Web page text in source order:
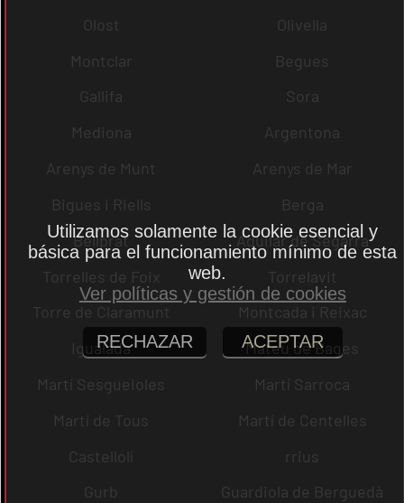
Olost
Olivella
Montclar
Begues
Gallifa
Sora
Mediona
Argentona
Arenys de Munt
Arenys de Mar
Bigues i Riells
Berga
Bellprat
Aguilar de Segarra
Torrelles de Foix
Torrelavit
Torre de Claramunt
Montcada i Reixac
Igualada
Mateu de Bages
Martí Sesgueioles
Martí Sarroca
Martí de Tous
Martí de Centelles
Castellolí
rrius
Gurb
Guardiola de Berguedà
Utilizamos solamente la cookie esencial y
básica para el funcionamiento mínimo de esta
web.
Ver políticas y gestión de cookies
RECHAZAR ACEPTAR